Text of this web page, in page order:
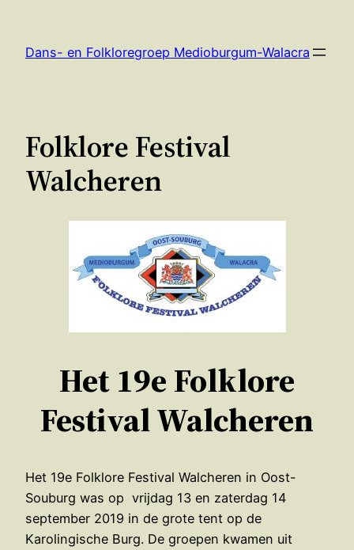
Dans- en Folkloregroep Medioburgum-Walacra
Folklore Festival
Walcheren
Het 19e Folklore
Festival Walcheren
Het 19e Folklore Festival Walcheren in Oost-
Souburg was op vrijdag 13 en zaterdag 14
september 2019 in de grote tent op de
Karolingische Burg. De groepen kwamen uit